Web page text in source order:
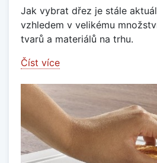
Jak vybrat dřez je stále
vzhledem v velikému
tvarů a materiálů na trhu.
Číst více